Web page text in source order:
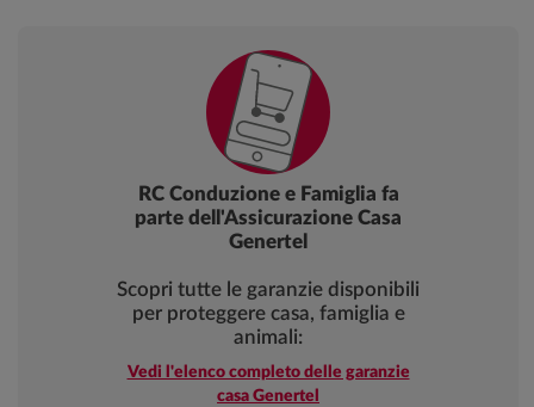
RC Conduzione e Famiglia fa
parte dell'Assicurazione Casa
Genertel
Scopri tutte le garanzie disponibili
per proteggere casa, famiglia e
animali:
Vedi l'elenco completo delle garanzie
casa Genertel